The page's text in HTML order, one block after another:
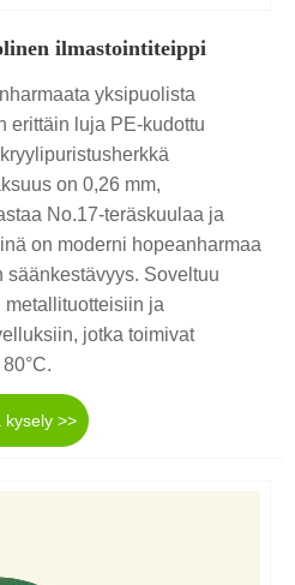
ilmastointiteippi
yksipuolista
erittäin luja PE-kudottu
on 0,26 mm,
No.17-teräskuulaa ja
on moderni hopeanharmaa
Soveltuu
ja
jotka toimivat
kysely >>